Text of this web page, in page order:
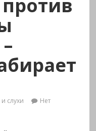
слухи
Нет